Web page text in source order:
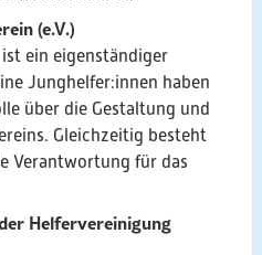
(e.V.)
ein eigenständiger
Junghelfer:innen haben
über die Gestaltung und
Gleichzeitig besteht
Verantwortung für das
Helfervereinigung